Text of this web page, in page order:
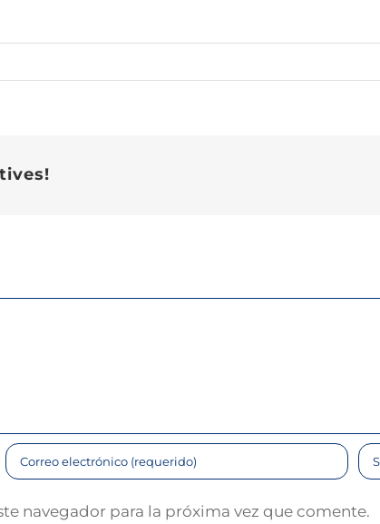
navegador para la próxima vez que comente.